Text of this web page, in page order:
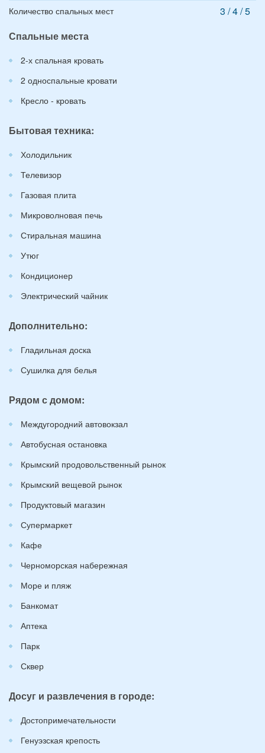
Количество спальных мест
3 / 4 / 5
Спальные места
2-х спальная кровать
2 односпальные кровати
Кресло - кровать
Бытовая техника:
Холодильник
Телевизор
Газовая плита
Микроволновая печь
Стиральная машина
Утюг
Кондиционер
Электрический чайник
Дополнительно:
Гладильная доска
Сушилка для белья
Рядом с домом:
Междугородний автовокзал
Автобусная остановка
Крымский продовольственный рынок
Крымский вещевой рынок
Продуктовый магазин
Супермаркет
Кафе
Черноморская набережная
Море и пляж
Банкомат
Аптека
Парк
Сквер
Досуг и развлечения в городе:
Достопримечательности
Генуэзская крепость